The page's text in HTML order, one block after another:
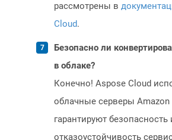
рассмотрены в
Cloud.
Безопасно ли
в облаке?
Конечно! Aspose Cloud
облачные серверы Amazon
гарантируют безопасность
отказоустойчивость